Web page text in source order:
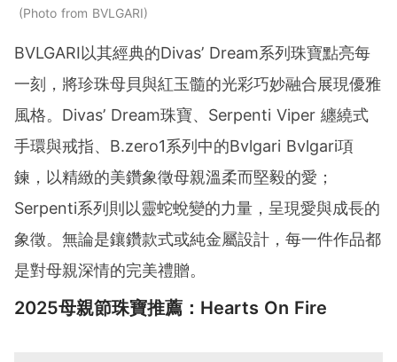
Photo from BVLGARI
BVLGARI以其經典的Divas’ Dream系列珠寶點亮每
一刻，將珍珠母貝與紅玉髓的光彩巧妙融合展現優雅
風格。Divas’ Dream珠寶、Serpenti Viper 纏繞式
手環與戒指、B.zero1系列中的Bvlgari Bvlgari項
鍊，以精緻的美鑽象徵母親溫柔而堅毅的愛；
Serpenti系列則以靈蛇蛻變的力量，呈現愛與成長的
象徵。無論是鑲鑽款式或純金屬設計，每一件作品都
是對母親深情的完美禮贈。
2025母親節珠寶推薦：Hearts On Fire